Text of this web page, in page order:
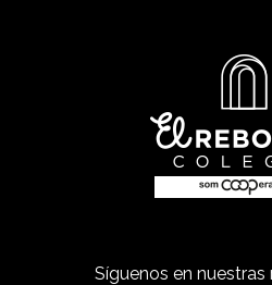
Síguenos en nuestras